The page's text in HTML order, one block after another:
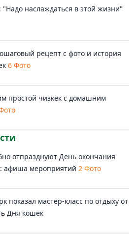
наслаждаться в этой жизни"
рецепт с фото и история
6 Фото
простой чизкек с домашним
отпразднуют День окончания
афиша мероприятий 2 Фото
показал мастер-класс по отдыху от
Дня кошек